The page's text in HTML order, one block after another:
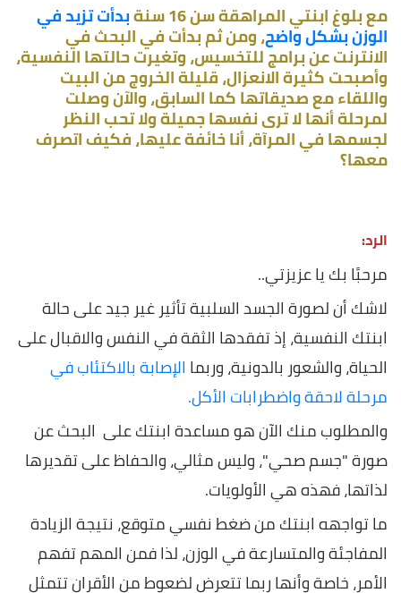
مع بلوغ ابنتي المراهقة سن 16 سنة بدأت تزيد في
الوزن بشكل واضح، ومن ثم بدأت في البحث في
الانترنت عن برامج للتخسيس، وتغيرت حالتها النفسية،
وأصبحت كثيرة الانعزال، قليلة الخروج من البيت
واللقاء مع صديقاتها كما السابق، والآن وصلت
لمرحلة أنها لا ترى نفسها جميلة ولا تحب النظر
لجسمها في المرآة، أنا خائفة عليها، فكيف اتصرف
معها؟
الرد:
مرحبًا بك يا عزيزتي..
لاشك أن لصورة الجسد السلبية تأثير غير جيد على حالة
ابنتك النفسية، إذ تفقدها الثقة في النفس والاقبال على
الحياة، والشعور بالدونية، وربما الإصابة بالاكتئاب في
مرحلة لاحقة واضطرابات الأكل.
والمطلوب منك الآن هو مساعدة ابنتك على البحث عن
صورة "جسم صحي"، وليس مثالي، والحفاظ على تقديرها
لذاتها، فهذه هي الأولويات.
ما تواجهه ابنتك من ضغط نفسي متوقع، نتيجة الزيادة
المفاجئة والمتسارعة في الوزن، لذا فمن المهم تفهم
الأمر، خاصة وأنها ربما تتعرض لضعوط من الأقران تتمثل